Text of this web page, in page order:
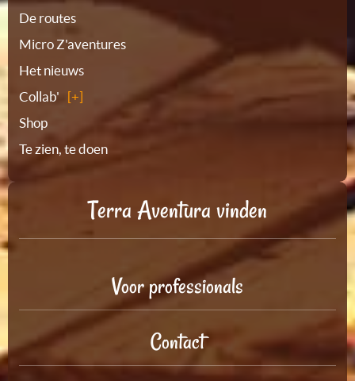
De routes
Micro Z'aventures
Het nieuws
Collab'
Shop
Te zien, te doen
Terra Aventura vinden
Voor professionals
Contact